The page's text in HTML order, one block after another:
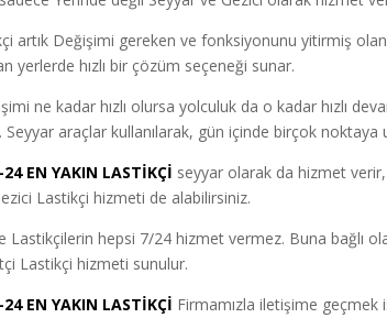
artık Değişimi gereken ve fonksiyonunu yitirmiş
yerlerde hızlı bir çözüm seçeneği sunar.
ne kadar hızlı olursa yolculuk da o kadar hızlı
araçlar kullanılarak, gün içinde birçok noktaya
24 EN YAKIN LASTİKÇİ seyyar olarak da hizmet verir,
Lastikçi hizmeti de alabilirsiniz.
Lastikçilerin hepsi 7/24 hizmet vermez. Buna bağlı
Lastikçi hizmeti sunulur.
24 EN YAKIN LASTİKÇİ Firmamızla iletişime geçmek